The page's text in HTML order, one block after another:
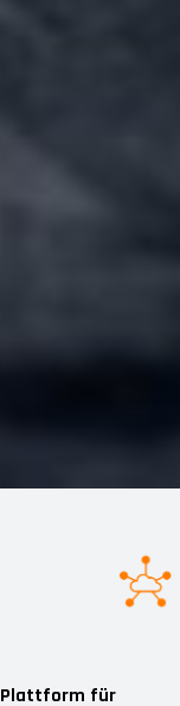
Plattform für